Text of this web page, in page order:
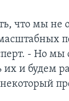
что мы
- Но мы
их и будем